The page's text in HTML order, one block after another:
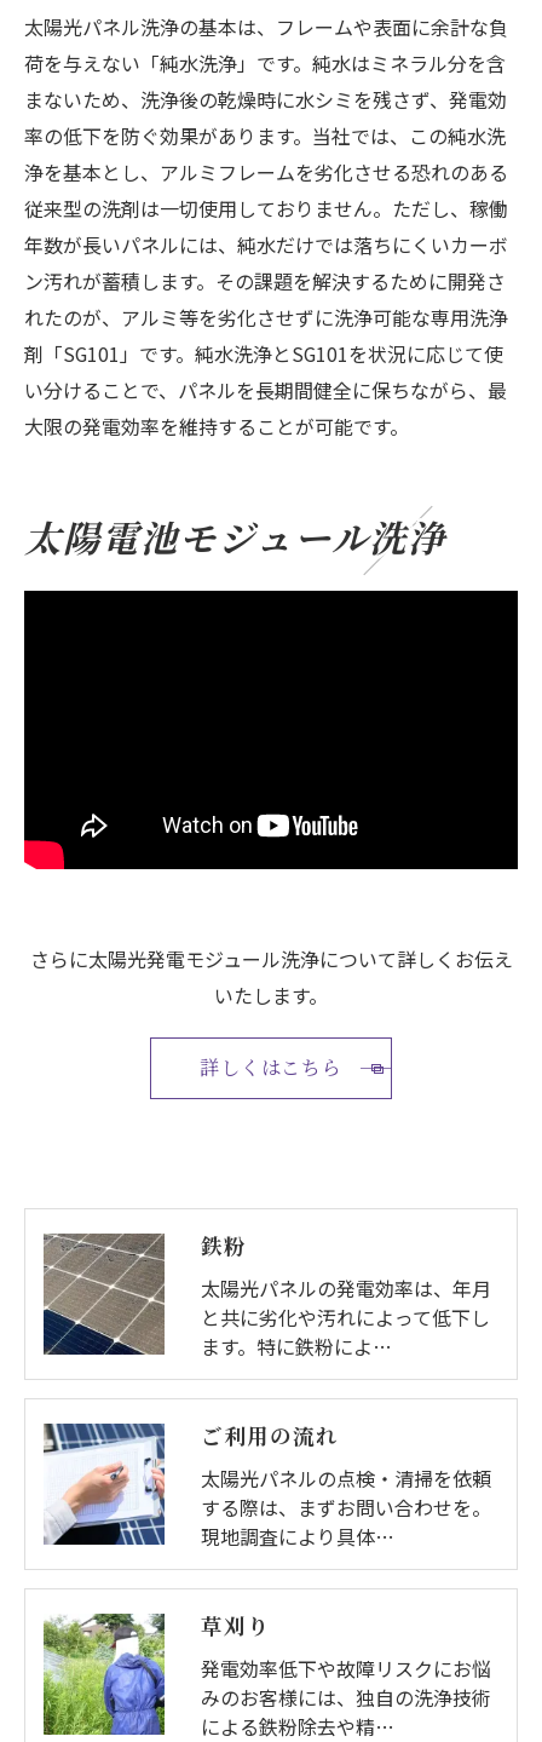
太陽光パネル洗浄の基本は、フレームや表面に余計な負
荷を与えない「純水洗浄」です。純水はミネラル分を含
まないため、洗浄後の乾燥時に水シミを残さず、発電効
率の低下を防ぐ効果があります。当社では、この純水洗
浄を基本とし、アルミフレームを劣化させる恐れのある
従来型の洗剤は一切使用しておりません。ただし、稼働
年数が長いパネルには、純水だけでは落ちにくいカーボ
ン汚れが蓄積します。その課題を解決するために開発さ
れたのが、アルミ等を劣化させずに洗浄可能な専用洗浄
剤「SG101」です。純水洗浄とSG101を状況に応じて使
い分けることで、パネルを長期間健全に保ちながら、最
大限の発電効率を維持することが可能です。
太陽電池モジュール洗浄
さらに太陽光発電モジュール洗浄について詳しくお伝え
いたします。
詳しくはこちら
鉄粉
太陽光パネルの発電効率は、年月
と共に劣化や汚れによって低下し
ます。特に鉄粉によ…
ご利用の流れ
太陽光パネルの点検・清掃を依頼
する際は、まずお問い合わせを。
現地調査により具体…
草刈り
発電効率低下や故障リスクにお悩
みのお客様には、独自の洗浄技術
による鉄粉除去や精…
お問い合わせはこちら